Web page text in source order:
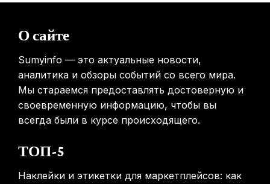
выявления рисков раннего старения
О сайте
Sumyinfo — это актуальные новости,
аналитика и обзоры событий со всего мира.
Мы стараемся предоставлять достоверную и
своевременную информацию, чтобы вы
всегда были в курсе происходящего.
ТОП-5
Наклейки и этикетки для маркетплейсов: как